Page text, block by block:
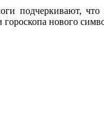
подчеркивают,
нового